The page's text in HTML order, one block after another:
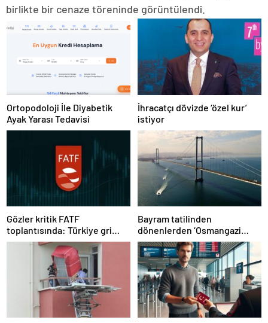
birlikte bir cenaze töreninde görüntülendi.
Ortopodoloji İle Diyabetik
Ayak Yarası Tedavisi
İhracatçı dövizde ‘özel kur’
istiyor
Gözler kritik FATF
toplantısında: Türkiye gri
listeden çıkacak mı?
Bayram tatilinden
dönenlerden ‘Osmangazi
Köprüsü’ isyanı